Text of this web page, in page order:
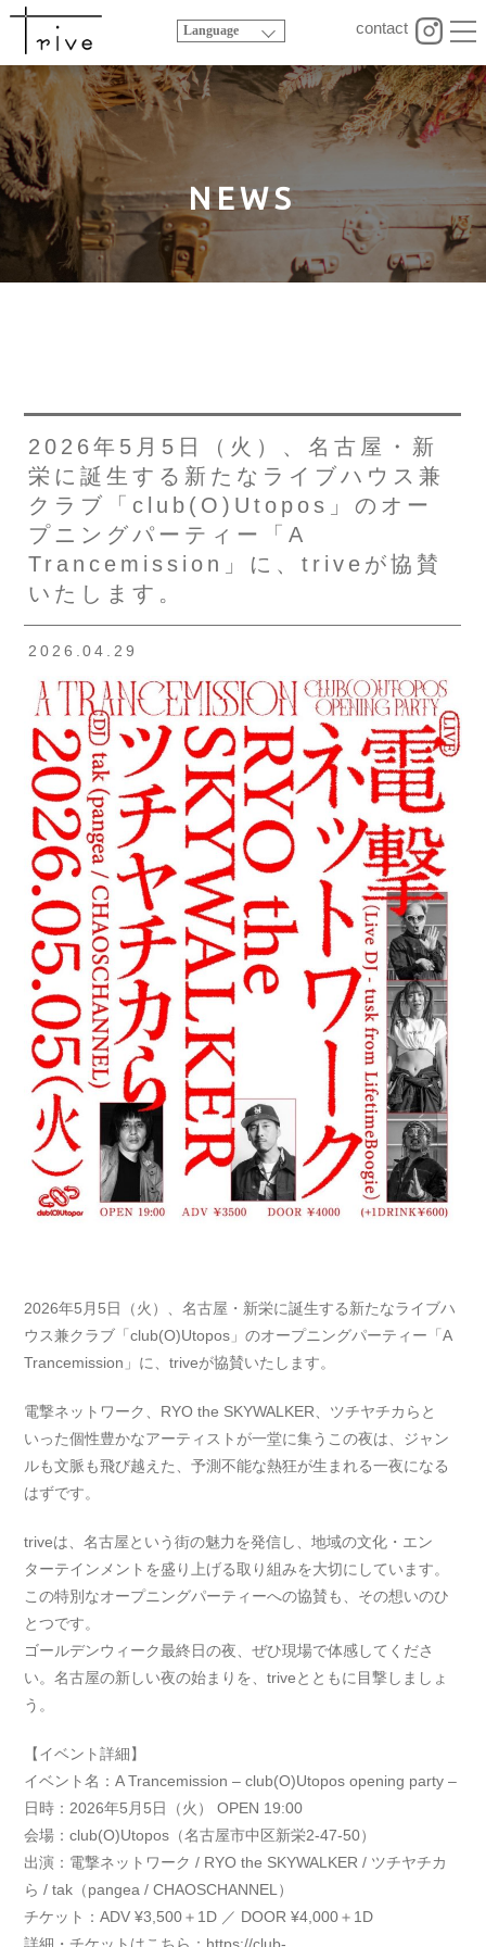
contact
Language
NEWS
2026年5月5日（火）、名古屋・新
栄に誕生する新たなライブハウス兼
クラブ「club(O)Utopos」のオー
プニングパーティー「A
Trancemission」に、triveが協賛
いたします。
2026.04.29
2026年5月5日（火）、名古屋・新栄に誕生する新たなライブハ
ウス兼クラブ「club(O)Utopos」のオープニングパーティー「A
Trancemission」に、triveが協賛いたします。
電撃ネットワーク、RYO the SKYWALKER、ツチヤチカらと
いった個性豊かなアーティストが一堂に集うこの夜は、ジャン
ルも文脈も飛び越えた、予測不能な熱狂が生まれる一夜になる
はずです。
triveは、名古屋という街の魅力を発信し、地域の文化・エン
ターテインメントを盛り上げる取り組みを大切にしています。
この特別なオープニングパーティーへの協賛も、その想いのひ
とつです。
ゴールデンウィーク最終日の夜、ぜひ現場で体感してくださ
い。名古屋の新しい夜の始まりを、triveとともに目撃しましょ
う。
【イベント詳細】
イベント名：A Trancemission – club(O)Utopos opening party –
日時：2026年5月5日（火） OPEN 19:00
会場：club(O)Utopos（名古屋市中区新栄2-47-50）
出演：電撃ネットワーク / RYO the SKYWALKER / ツチヤチカ
ら / tak（pangea / CHAOSCHANNEL）
チケット：ADV ¥3,500＋1D ／ DOOR ¥4,000＋1D